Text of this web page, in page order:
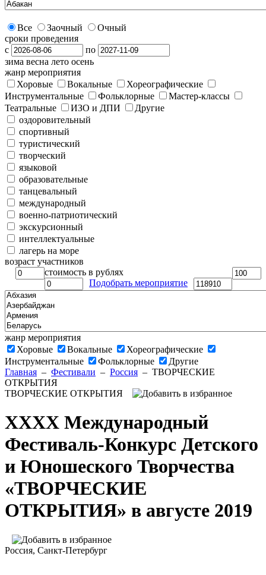
Все Заочный
Очный
сроки проведения
с
по
зима весна лето осень
жанр мероприятия
Хоровые
Вокальные
Хореографические
Инструментальные
Фольклорные
Мастер-классы
Театральные
ИЗО и ДПИ
Другие
оздоровительный
спортивный
туристический
творческий
языковой
образовательные
танцевальный
международный
военно-патриотический
экскурсионный
интеллектуальные
лагерь на море
возраст участников
стоимость в рублях
Подобрать мероприятие
жанр мероприятия
Хоровые
Вокальные
Хореографические
Инструментальные
Фольклорные
Другие
Главная – Фестивали – Россия – ТВОРЧЕСКИЕ
ОТКРЫТИЯ
ТВОРЧЕСКИЕ ОТКРЫТИЯ
XXXX Международный
Фестиваль-Конкурс Детского
и Юношеского Творчества
«ТВОРЧЕСКИЕ
ОТКРЫТИЯ» в августе 2019
Россия, Санкт-Петербург